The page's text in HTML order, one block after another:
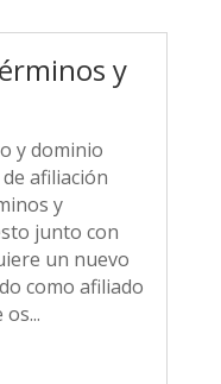
y
y dominio
afiliación
y
junto con
un nuevo
como afiliado